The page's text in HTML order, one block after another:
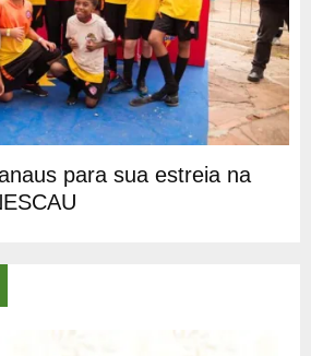
para sua estreia na